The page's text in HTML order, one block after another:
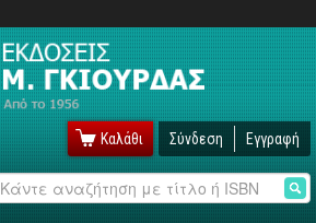
Καλάθι Σύνδεση Εγγραφή
Αναζήτηση